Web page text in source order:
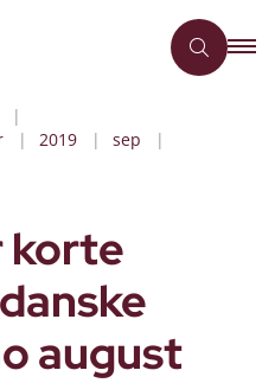
2019
sep
korte
august